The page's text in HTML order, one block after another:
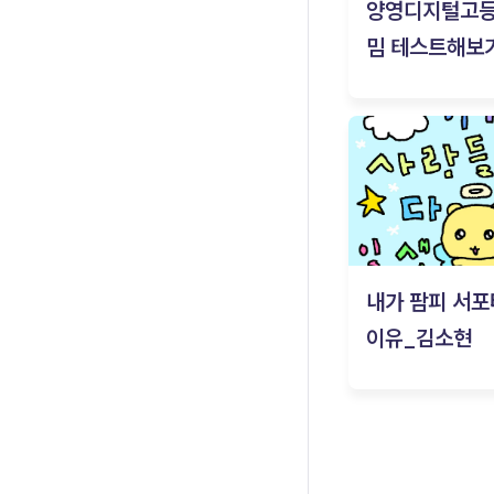
양영디지털고
밈 테스트해보
내가 팜피 서
이유_김소현